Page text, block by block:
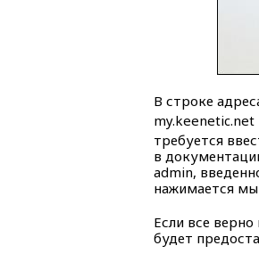
В строке
my.keenetic.net
требуется
в
admin,
нажимается
Если все
будет